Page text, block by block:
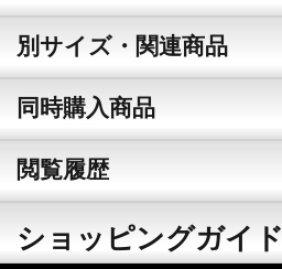
別サイズ・関連商品
同時購入商品
閲覧履歴
ショッピングガイド